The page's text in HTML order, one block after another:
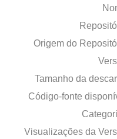
Origem do
Tamanho da
Código-fonte
Visualizações da